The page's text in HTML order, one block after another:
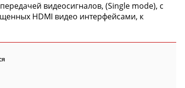
видеосигналов, (Single mode), с
HDMI видео интерфейсами, к